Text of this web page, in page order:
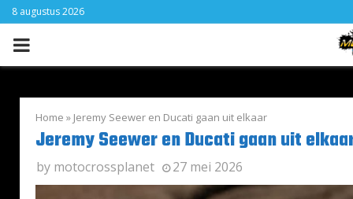
8 augustus 2026
PRIMARY
Home » Jeremy Seewer en Ducati gaan uit elkaar
Jeremy Seewer en Ducati gaan uit
by motocrossplanet 27 mei 2026